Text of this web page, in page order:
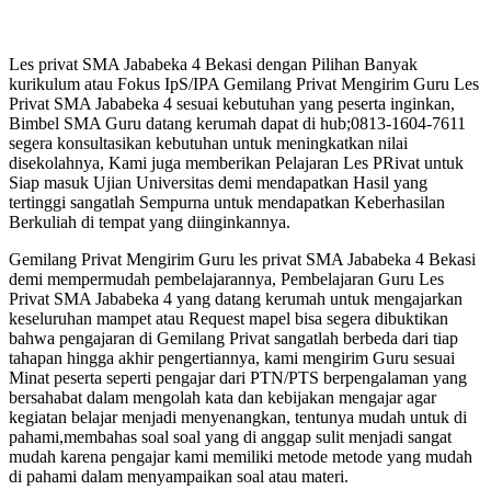
Les privat SMA Jababeka 4 Bekasi dengan Pilihan Banyak
kurikulum atau Fokus IpS/IPA Gemilang Privat Mengirim Guru Les
Privat SMA Jababeka 4 sesuai kebutuhan yang peserta inginkan,
Bimbel SMA Guru datang kerumah dapat di hub;0813-1604-7611
segera konsultasikan kebutuhan untuk meningkatkan nilai
disekolahnya, Kami juga memberikan Pelajaran Les PRivat untuk
Siap masuk Ujian Universitas demi mendapatkan Hasil yang
tertinggi sangatlah Sempurna untuk mendapatkan Keberhasilan
Berkuliah di tempat yang diinginkannya.
Gemilang Privat Mengirim Guru les privat SMA Jababeka 4 Bekasi
demi mempermudah pembelajarannya, Pembelajaran Guru Les
Privat SMA Jababeka 4 yang datang kerumah untuk mengajarkan
keseluruhan mampet atau Request mapel bisa segera dibuktikan
bahwa pengajaran di Gemilang Privat sangatlah berbeda dari tiap
tahapan hingga akhir pengertiannya, kami mengirim Guru sesuai
Minat peserta seperti pengajar dari PTN/PTS berpengalaman yang
bersahabat dalam mengolah kata dan kebijakan mengajar agar
kegiatan belajar menjadi menyenangkan, tentunya mudah untuk di
pahami,membahas soal soal yang di anggap sulit menjadi sangat
mudah karena pengajar kami memiliki metode metode yang mudah
di pahami dalam menyampaikan soal atau materi.